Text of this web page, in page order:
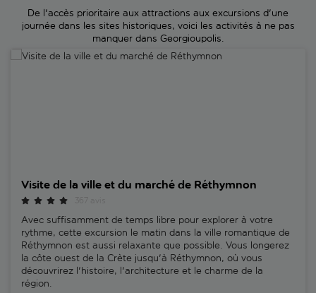
De l'accès prioritaire aux attractions aux excursions d'une
journée dans les sites historiques, voici les activités à ne pas
manquer dans Georgioupolis.
Visite de la ville et du marché de Réthymnon
Visite de la ville et du marché de Réthymnon
Avec suffisamment de temps libre pour explorer à votre
rythme, cette excursion le matin dans la ville romantique de
Réthymnon est aussi relaxante que possible. Vous longerez
la côte ouest de la Crète jusqu'à Réthymnon, où vous
découvrirez l'histoire, l'architecture et le charme de la
région.